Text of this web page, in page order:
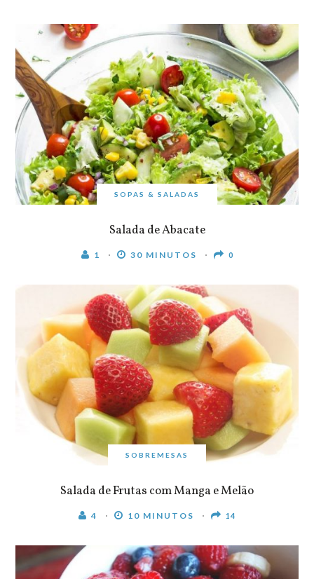
SOPAS & SALADAS
Salada de Abacate
1 30 MINUTOS 0
SOBREMESAS
Salada de Frutas com Manga e Melão
4 10 MINUTOS 14